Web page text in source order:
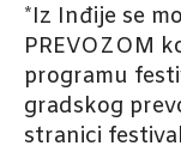
*Iz Inđije se
PREVOZOM
programu
gradskog
stranici